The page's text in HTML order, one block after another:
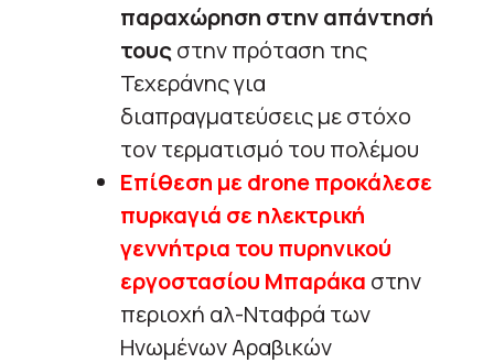
παραχώρηση στην απάντησή
τουςστην πρόταση της
Τεχεράνης για
διαπραγματεύσεις με στόχο
τον τερματισμό του πολέμου
Επίθεση με drone προκάλεσε
πυρκαγιά σε ηλεκτρική
γεννήτρια του πυρηνικού
εργοστασίου Μπαράκα στην
περιοχή αλ-Νταφρά των
Ηνωμένων Αραβικών